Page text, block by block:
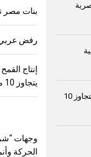
بنات مصر
رفض عربي
يتجاوز 10 ملايين طن
وجهات
الحركة
إنتاج القمح في مصر خلال موسم 2026، يتجاوز 10